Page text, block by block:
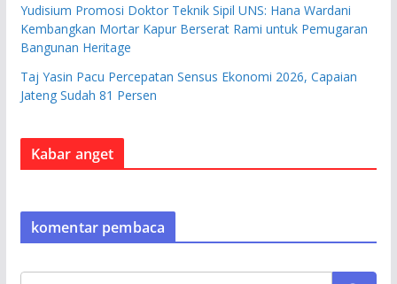
Yudisium Promosi Doktor Teknik Sipil UNS: Hana Wardani
Kembangkan Mortar Kapur Berserat Rami untuk Pemugaran
Bangunan Heritage
Taj Yasin Pacu Percepatan Sensus Ekonomi 2026, Capaian
Jateng Sudah 81 Persen
Kabar anget
komentar pembaca